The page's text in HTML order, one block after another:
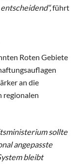
führt
Roten Gebiete
an die
regionalen
sollte
angepasste
bleibt